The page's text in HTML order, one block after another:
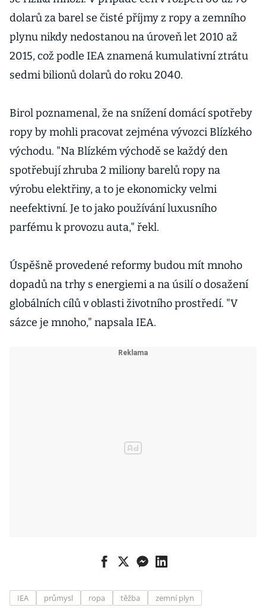
dolarů za barel se čisté příjmy z ropy a zemního
plynu nikdy nedostanou na úroveň let 2010 až
2015, což podle IEA znamená kumulativní ztrátu
sedmi bilionů dolarů do roku 2040.
Birol poznamenal, že na snížení domácí spotřeby
ropy by mohli pracovat zejména vývozci Blízkého
východu. "Na Blízkém východě se každý den
spotřebují zhruba 2 miliony barelů ropy na
výrobu elektřiny, a to je ekonomicky velmi
neefektivní. Je to jako používání luxusního
parfému k provozu auta," řekl.
Úspěšně provedené reformy budou mít mnoho
dopadů na trhy s energiemi a na úsilí o dosažení
globálních cílů v oblasti životního prostředí. "V
sázce je mnoho," napsala IEA.
IEA průmysl ropa těžba zemní plyn